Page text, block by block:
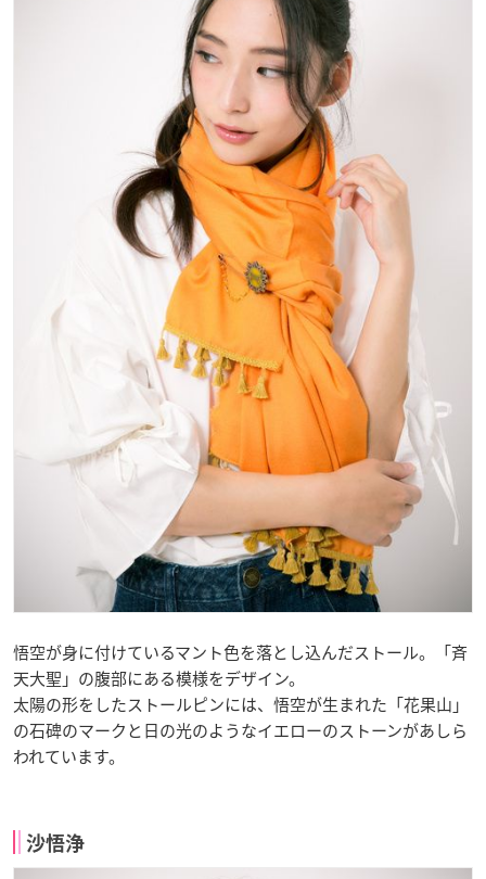
悟空が身に付けているマント色を落とし込んだストール。「斉
天大聖」の腹部にある模様をデザイン。
太陽の形をしたストールピンには、悟空が生まれた「花果山」
の石碑のマークと日の光のようなイエローのストーンがあしら
われています。
沙悟浄